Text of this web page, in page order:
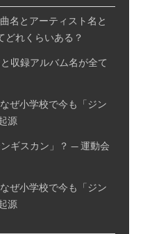
曲名とアーティスト名と
どれくらいある？
収録アルバム名が全て
なぜ小学校で今も「ジン
源
ギスカン」？ — 運動会
なぜ小学校で今も「ジン
源